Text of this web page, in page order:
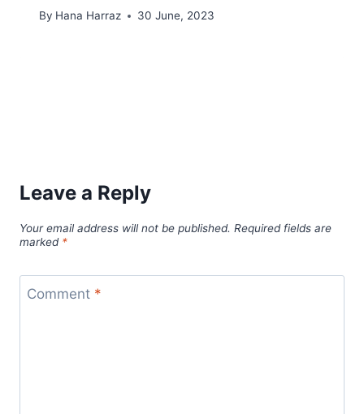
By Hana Harraz 30 June, 2023
Leave a Reply
Your email address will not be published. Required fields are
marked *
Comment *